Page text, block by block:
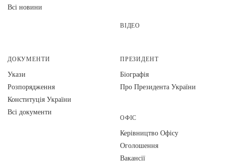
Всі новини
ВІДЕО
ДОКУМЕНТИ
Укази
Розпорядження
Конституція України
Всі документи
ПРЕЗИДЕНТ
Біографія
Про Президента України
ОФІС
Керівництво Офісу
Оголошення
Вакансії